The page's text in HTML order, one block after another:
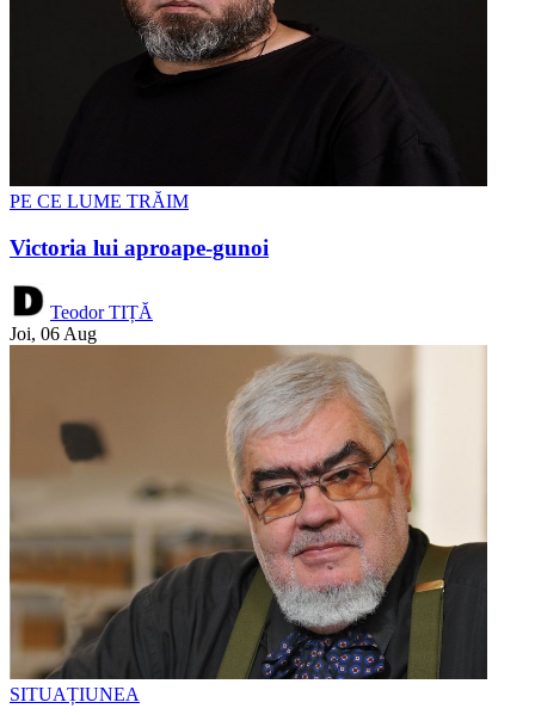
PE CE LUME TRĂIM
Victoria lui aproape-gunoi
Teodor TIȚĂ
Joi, 06 Aug
SITUAȚIUNEA